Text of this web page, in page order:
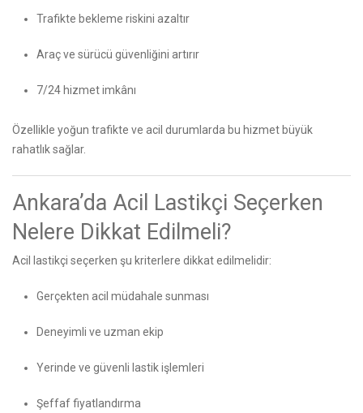
Trafikte bekleme riskini azaltır
Araç ve sürücü güvenliğini artırır
7/24 hizmet imkânı
Özellikle yoğun trafikte ve acil durumlarda bu hizmet büyük
rahatlık sağlar.
Ankara’da Acil Lastikçi Seçerken
Nelere Dikkat Edilmeli?
Acil lastikçi seçerken şu kriterlere dikkat edilmelidir:
Gerçekten acil müdahale sunması
Deneyimli ve uzman ekip
Yerinde ve güvenli lastik işlemleri
Şeffaf fiyatlandırma